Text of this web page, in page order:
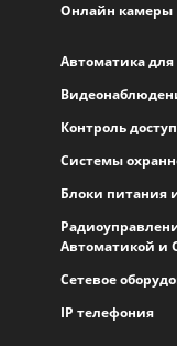
Онлайн камеры
Автоматика
Контроль
Системы
Блоки питания
Автоматикой и
Сетевое
IP телефония